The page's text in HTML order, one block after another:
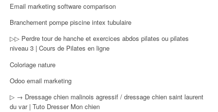
Email marketing software comparison
Branchement pompe piscine intex tubulaire
▷▷ Perdre tour de hanche et exercices abdos pilates ou pilates
niveau 3 | Cours de Pilates en ligne
Coloriage nature
Odoo email marketing
▷ → Dressage chien malinois agressif / dressage chien saint laurent
du var | Tuto Dresser Mon chien